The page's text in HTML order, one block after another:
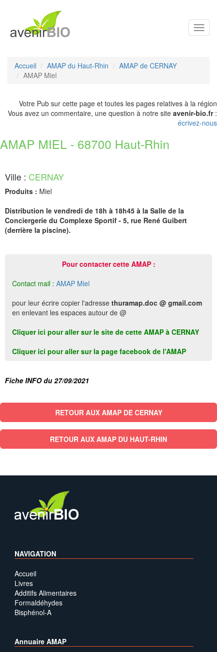
Accueil AMAP du Haut-Rhin
AMAP de CERNAY
AMAP Miel
Votre Pub sur cette page et toutes les pages relatives à la région
Vous avez un commentaire, une question à notre site avenir-bio.fr:
écrivez-nous
AMAP MIEL - 68700 Haut-Rhin
Ville : CERNAY
Produits : Miel
Distribution le vendredi de 18h à 18h45 à la Salle de la
Conciergerie du Complexe Sportif - 5, rue René Guibert
(derrière la piscine).
Pour contacter cette AMAP :
Contact mail : AMAP Miel
pour leur écrire copier l'adresse thuramap.doc @ gmail.com
en enlevant les espaces autour de @
Cliquer ici pour aller sur le site de cette AMAP à CERNAY
Cliquer ici pour aller sur la page facebook de l'AMAP
Fiche INFO du 27/09/2021
RETOUR AUX AMAP DE CERNAY
RETOUR AUX AMAP DU HAUT-RHIN
NAVIGATION
Accueil
Livres
Additifs Alimentaires
Formaldéhydes
Bisphénol-A
Annuaire AMAP